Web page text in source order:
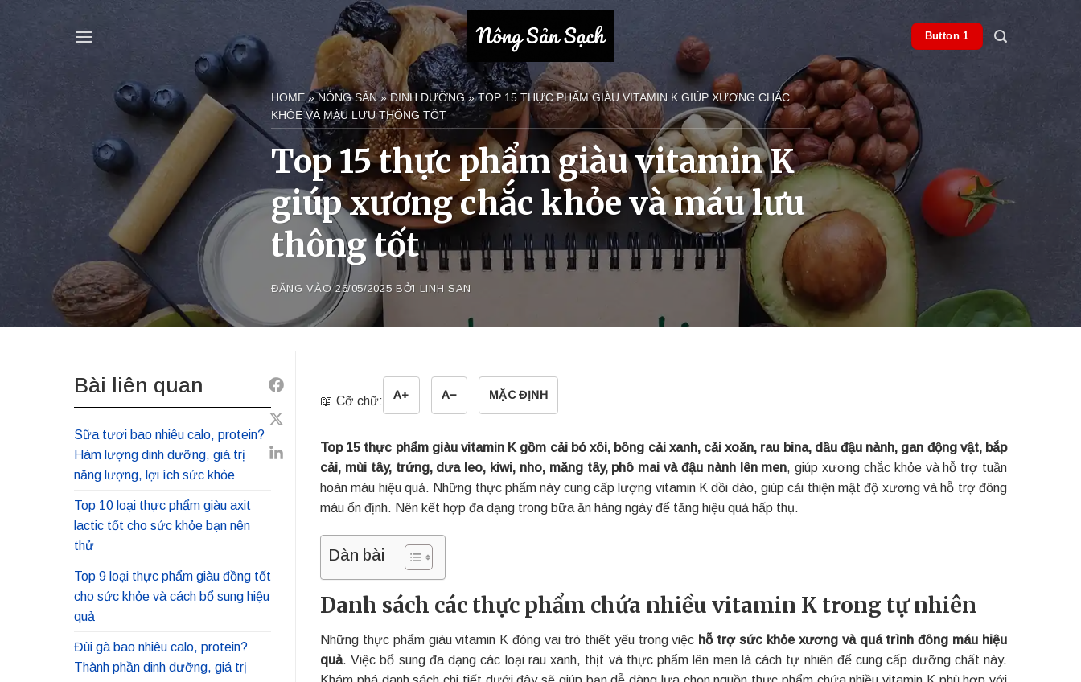
Button 1
HOME»NÔNG SẢN»DINH DƯỠNG»TOP 15 THỰC PHẨM GIÀU VITAMIN K GIÚP XƯƠNG CHẮC
KHỎE VÀ MÁU LƯU THÔNG TỐT
Top 15 thực phẩm giàu vitamin K
giúp xương chắc khỏe và máu lưu
thông tốt
ĐĂNG VÀO26/05/2025 BỞI LINH SAN
Bài liên quan
Sữa tươi bao nhiêu calo, protein?
Hàm lượng dinh dưỡng, giá trị
năng lượng, lợi ích sức khỏe
Top 10 loại thực phẩm giàu axit
lactic tốt cho sức khỏe bạn nên
thử
Top 9 loại thực phẩm giàu đồng tốt
cho sức khỏe và cách bổ sung hiệu
quả
Đùi gà bao nhiêu calo, protein?
Thành phần dinh dưỡng, giá trị
📖 Cỡ chữ: A+ A− MẶC ĐỊNH
Top 15 thực phẩm giàu vitamin K gồm cải bó xôi, bông cải xanh, cải xoăn, rau bina, dầu đậu nành, gan động vật, bắp
cải, mùi tây, trứng, dưa leo, kiwi, nho, măng tây, phô mai và đậu nành lên men, giúp xương chắc khỏe và hỗ trợ tuần
hoàn máu hiệu quả. Những thực phẩm này cung cấp lượng vitamin K dồi dào, giúp cải thiện mật độ xương và hỗ trợ đông
máu ổn định. Nên kết hợp đa dạng trong bữa ăn hàng ngày để tăng hiệu quả hấp thụ.
Dàn bài
Danh sách các thực phẩm chứa nhiều vitamin K trong tự nhiên
Những thực phẩm giàu vitamin K đóng vai trò thiết yếu trong việc hỗ trợ sức khỏe xương và quá trình đông máu hiệu
quả. Việc bổ sung đa dạng các loại rau xanh, thịt và thực phẩm lên men là cách tự nhiên để cung cấp dưỡng chất này.
Share
to
Share
to
Share
Linkedin